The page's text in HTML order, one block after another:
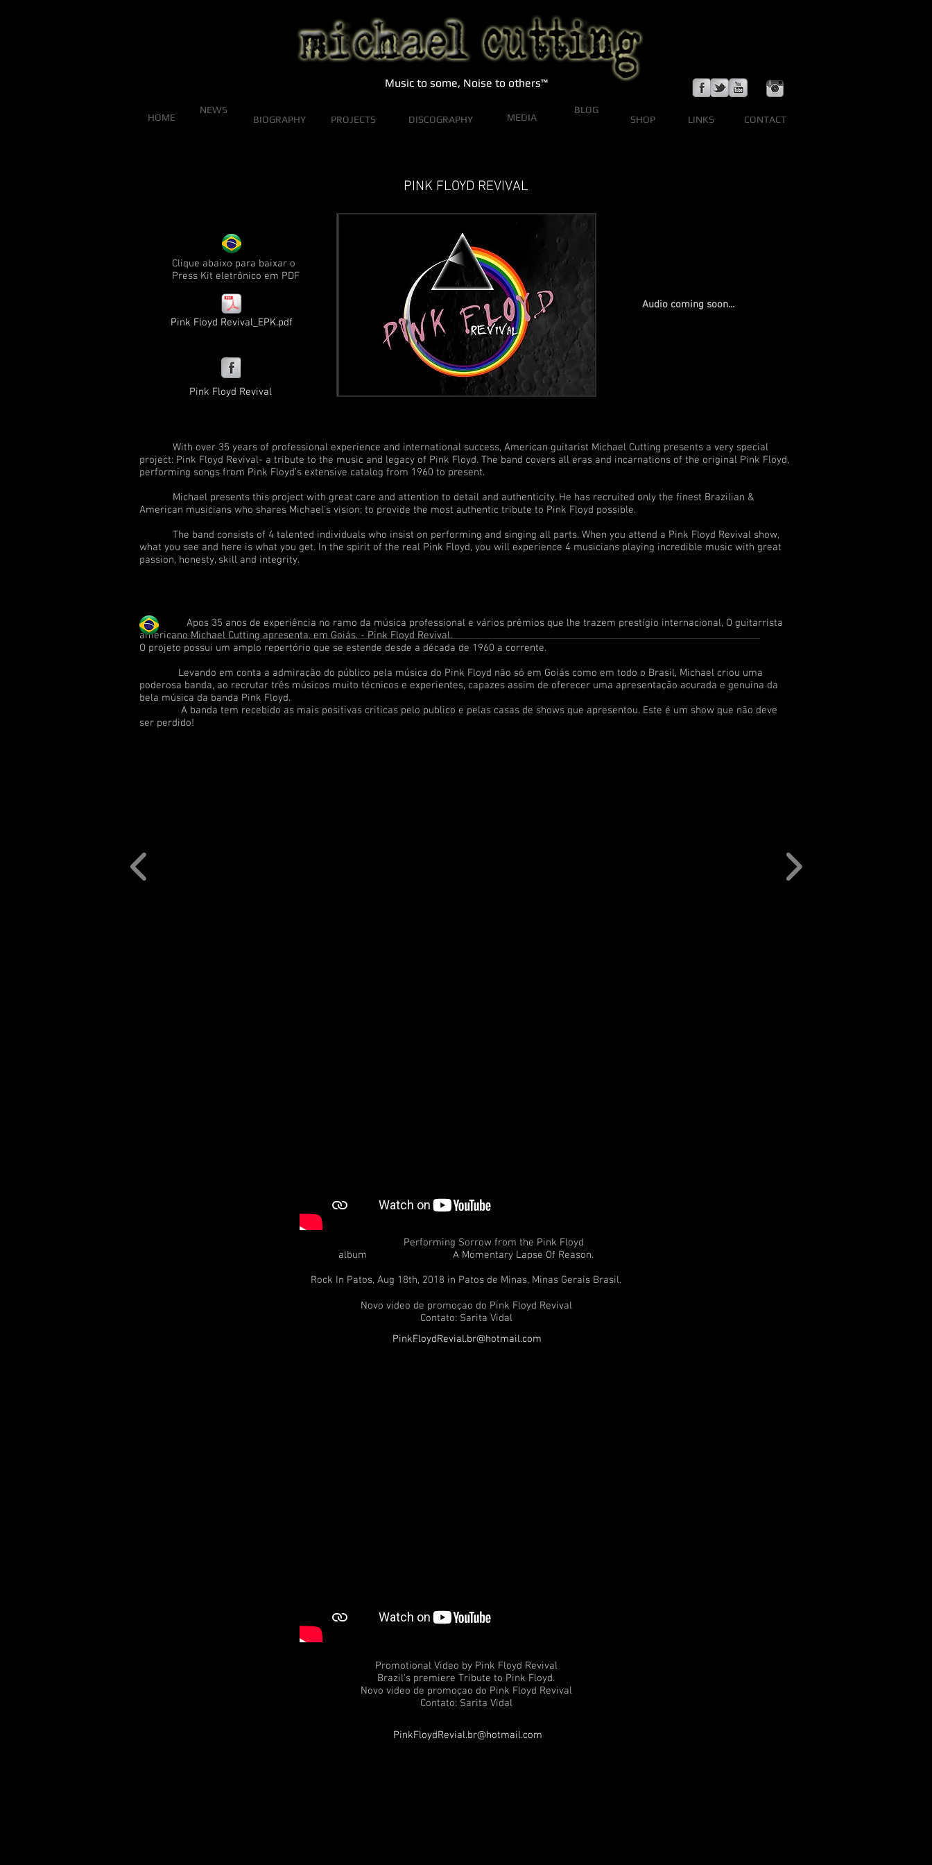
Music to some, Noise to others™
PINK FLOYD REVIVAL
Clique abaixo para baixar o
Press Kit eletrônico em PDF
Pink Floyd Revival_EPK.pdf
Pink Floyd Revival
Audio coming soon...
With over 35 years of professional experience and international success, American guitarist Michael Cutting presents a very special
project: Pink Floyd Revival- a tribute to the music and legacy of Pink Floyd. The band covers all eras and incarnations of the original Pink Floyd,
performing songs from Pink Floyd’s extensive catalog from 1960 to present.
Michael presents this project with great care and attention to detail and authenticity. He has recruited only the finest Brazilian &
American musicians who shares Michael's vision; to provide the most authentic tribute to Pink Floyd possible.
The band consists of 4 talented individuals who insist on performing and singing all parts. When you attend a Pink Floyd Revival show,
what you see and here is what you get. In the spirit of the real Pink Floyd, you will experience 4 musicians playing incredible music with great
passion, honesty, skill and integrity.
Apos 35 anos de experiência no ramo da música professional e vários prêmios que lhe trazem prestígio internacional, O guitarrista
americano Michael Cutting apresenta, em Goiás, - Pink Floyd Revival.
O projeto possui um amplo repertório que se estende desde a década de 1960 a corrente.
Levando em conta a admiração do público pela música do Pink Floyd não só em Goiás como em todo o Brasil, Michael criou uma
poderosa banda, ao recrutar três músicos muito técnicos e experientes, capazes assim de oferecer uma apresentação acurada e genuina da
bela música da banda Pink Floyd.
A banda tem recebido as mais positivas criticas pelo publico e pelas casas de shows que apresentou. Este é um show que não deve
ser perdido!
PinkFloydRevial.br@hotmail.com
Performing Sorrow from the Pink Floyd
album A Momentary Lapse Of Reason.
Rock In Patos, Aug 18th, 2018 in Patos de Minas, Minas Gerais Brasil.
Novo video de promoçao do Pink Floyd Revival
Contato: Sarita Vidal
Promotional Video by Pink Floyd Revival
Brazil's premiere Tribute to Pink Floyd.
Novo video de promoçao do Pink Floyd Revival
Contato: Sarita Vidal
PinkFloydRevial.br@hotmail.com
NEWS
BIOGRAPHY
DISCOGRAPHY CONTACT
HOME SHOP LINKS
PROJECTS
BLOG
MEDIA